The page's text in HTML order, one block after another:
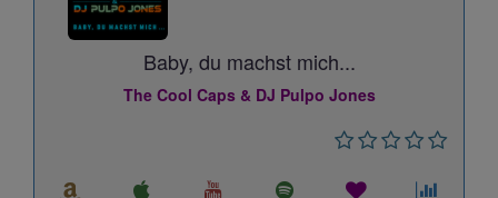
Baby, du machst mich...
The Cool Caps & DJ Pulpo Jones